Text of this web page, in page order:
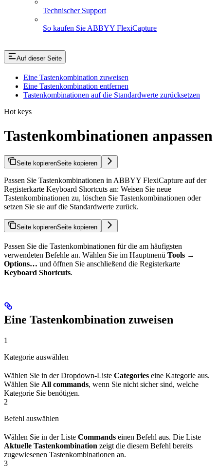
Technischer Support
So kaufen Sie ABBYY FlexiCapture
Auf dieser Seite
Eine Tastenkombination zuweisen
Eine Tastenkombination entfernen
Tastenkombinationen auf die Standardwerte zurücksetzen
Hot keys
Tastenkombinationen anpassen
Seite kopierenSeite kopieren
Passen Sie Tastenkombinationen in ABBYY FlexiCapture auf der
Registerkarte Keyboard Shortcuts an: Weisen Sie neue
Tastenkombinationen zu, löschen Sie Tastenkombinationen oder
setzen Sie sie auf die Standardwerte zurück.
Seite kopierenSeite kopieren
Passen Sie die Tastenkombinationen für die am häufigsten
verwendeten Befehle an. Wählen Sie im Hauptmenü Tools →
Options… und öffnen Sie anschließend die Registerkarte
Keyboard Shortcuts.
Eine Tastenkombination zuweisen
1
Kategorie auswählen
Wählen Sie in der Dropdown-Liste Categories eine Kategorie aus.
Wählen Sie All commands, wenn Sie nicht sicher sind, welche
Kategorie Sie benötigen.
2
Befehl auswählen
Wählen Sie in der Liste Commands einen Befehl aus. Die Liste
Aktuelle Tastenkombination zeigt die diesem Befehl bereits
zugewiesenen Tastenkombinationen an.
3